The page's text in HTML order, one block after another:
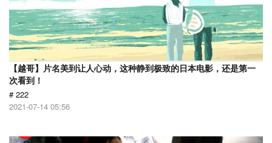
【越哥】片名美到让人心动，这种静到极致的日本电影，还是第一
次看到！
# 222
2021-07-14 05:56